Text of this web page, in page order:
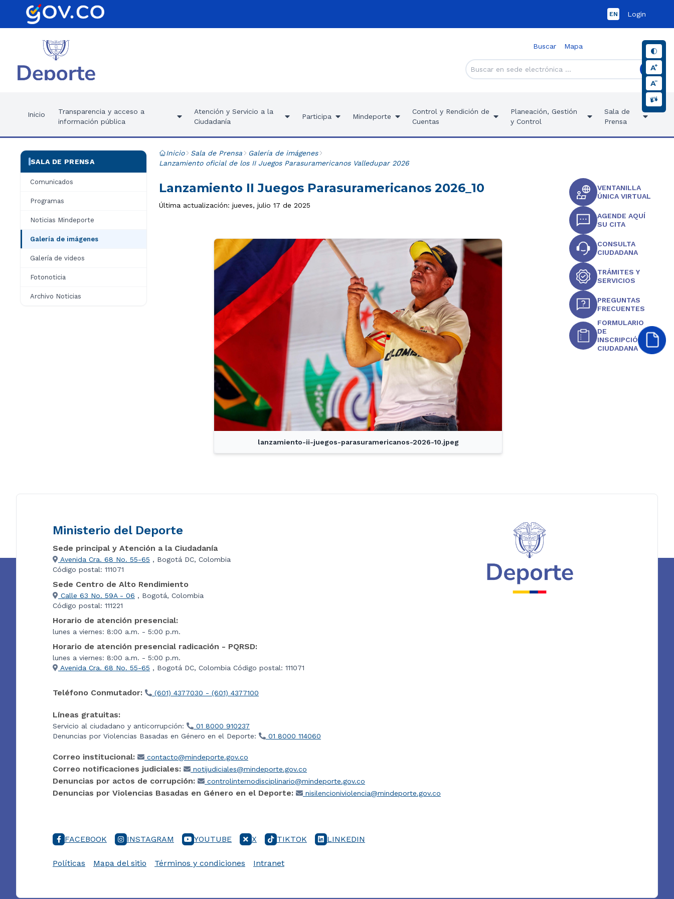
EN Login
Buscar Mapa
Inicio
Transparencia y acceso a
información pública
Atención y Servicio a la
Ciudadanía
Participa Mindeporte
Control y Rendición de
Cuentas
Planeación, Gestión
y Control
Sala de
Prensa
SALA DE PRENSA
Comunicados
Programas
Noticias Mindeporte
Galería de imágenes
Galería de videos
Fotonoticia
Archivo Noticias
Inicio Sala de Prensa
Galería de imágenes
Lanzamiento oficial de los II Juegos Parasuramericanos Valledupar 2026
Lanzamiento II Juegos Parasuramericanos 2026_10
Última actualización: jueves, julio 17 de 2025
lanzamiento-ii-juegos-parasuramericanos-2026-10.jpeg
VENTANILLA
ÚNICA VIRTUAL
AGENDE AQUÍ
SU CITA
CONSULTA
CIUDADANA
TRÁMITES Y
SERVICIOS
PREGUNTAS
FRECUENTES
FORMULARIO
DE
INSCRIPCIÓN
CIUDADANA
Ministerio del Deporte
Sede principal y Atención a la Ciudadanía
Avenida Cra. 68 No. 55-65 , Bogotá DC, Colombia
Código postal: 111071
Sede Centro de Alto Rendimiento
Calle 63 No. 59A - 06 , Bogotá, Colombia
Código postal: 111221
Horario de atención presencial:
lunes a viernes: 8:00 a.m. - 5:00 p.m.
Horario de atención presencial radicación - PQRSD:
lunes a viernes: 8:00 a.m. - 5:00 p.m.
Avenida Cra. 68 No. 55-65 , Bogotá DC, Colombia Código postal: 111071
Teléfono Conmutador: (601) 4377030 - (601) 4377100
Líneas gratuitas:
Servicio al ciudadano y anticorrupción:
01 8000 910237
Denuncias por Violencias Basadas en Género en el Deporte:
01 8000 114060
Correo institucional: contacto@mindeporte.gov.co
Correo notificaciones judiciales: notijudiciales@mindeporte.gov.co
Denuncias por actos de corrupción: controlinternodisciplinario@mindeporte.gov.co
Denuncias por Violencias Basadas en Género en el Deporte: nisilencioniviolencia@mindeporte.gov.co
FACEBOOK INSTAGRAM YOUTUBE X TIKTOK LINKEDIN
Políticas Mapa del sitio Términos y condiciones Intranet